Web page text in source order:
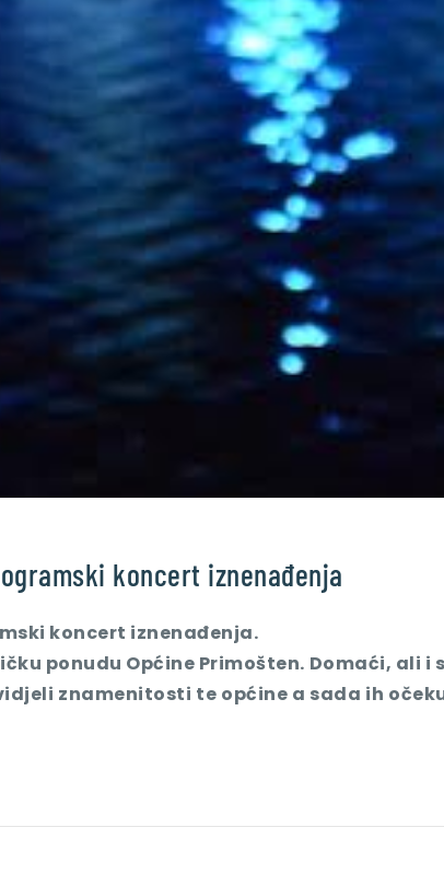
koncert iznenađenja
koncert iznenađenja.
ponudu Općine Primošten. Domaći, ali i
znamenitosti te općine a sada ih